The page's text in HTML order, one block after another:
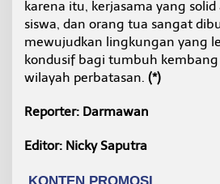
karena itu, kerjasama yang solid
siswa, dan orang tua sangat
mewujudkan lingkungan yang
kondusif bagi tumbuh
wilayah perbatasan. (*)
Reporter: Darmawan
Editor: Nicky Saputra